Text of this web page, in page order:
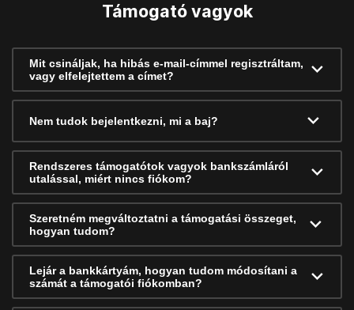
Támogató vagyok
Mit csináljak, ha hibás e-mail-címmel regisztráltam,
vagy elfelejtettem a címet?
Nem tudok bejelentkezni, mi a baj?
Rendszeres támogatótok vagyok bankszámláról
utalással, miért nincs fiókom?
Szeretném megváltoztatni a támogatási összeget,
hogyan tudom?
Lejár a bankkártyám, hogyan tudom módosítani a
számát a támogatói fiókomban?